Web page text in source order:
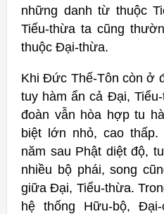
những danh từ thuộc
Tiểu-thừa ta cũng
thuộc Đại-thừa.
Khi Ðức Thế-Tôn còn ở
tuy hàm ẩn cả Đại,
đoàn vẫn hòa hợp tu
biệt lớn nhỏ, cao
năm sau Phật diệt độ,
nhiều bộ phái, song
giữa Đại, Tiểu-thừa.
hệ thống Hữu-bộ,